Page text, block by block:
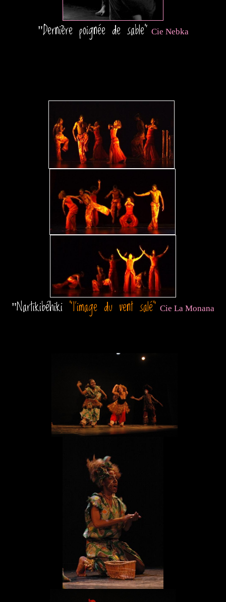
"Dernière poignée de sable" Cie Nebka
"Nartikibéhiki "l'image du vent salé" Cie La Monana